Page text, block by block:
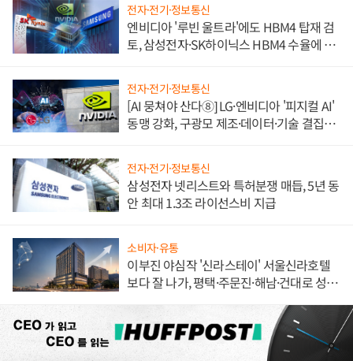
전자·전기·정보통신
엔비디아 '루빈 울트라'에도 HBM4 탑재 검
토, 삼성전자·SK하이닉스 HBM4 수율에 주
전자·전기·정보통신
[AI 뭉쳐야 산다⑧] LG·엔비디아 '피지컬 AI'
동맹 강화, 구광모 제조·데이터·기술 결집
전자·전기·정보통신
삼성전자 넷리스트와 특허분쟁 매듭, 5년 동
안 최대 1.3조 라이선스비 지급
소비자·유통
이부진 야심작 '신라스테이' 서울신라호텔
보다 잘 나가, 평택·주문진·해남·건대로 성